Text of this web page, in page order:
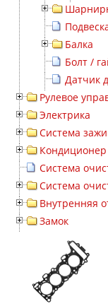
Балка
Болт /
Датчик
Рулевое
Электрика
Система
Кондиционер
Система
Система
Внутренняя
Замок